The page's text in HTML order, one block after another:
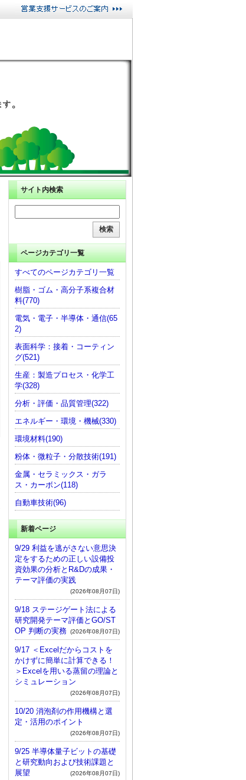
サイト内検索
ページカテゴリ一覧
すべてのページカテゴリ一覧
樹脂・ゴム・高分子系複合材
料(770)
電気・電子・半導体・通信(65
2)
表面科学：接着・コーティン
グ(521)
生産：製造プロセス・化学工
学(328)
分析・評価・品質管理(322)
エネルギー・環境・機械(330)
環境材料(190)
粉体・微粒子・分散技術(191)
金属・セラミックス・ガラ
ス・カーボン(118)
自動車技術(96)
新着ページ
9/29 利益を逃がさない意思決
定をするための正しい設備投
資効果の分析とR&Dの成果・
テーマ評価の実践
(2026年08月07日)
9/18 ステージゲート法による
研究開発テーマ評価とGO/ST
OP 判断の実務 (2026年08月07日)
9/17 ＜Excelだからコストを
かけずに簡単に計算できる！
＞Excelを用いる蒸留の理論と
シミュレーション
(2026年08月07日)
10/20 消泡剤の作用機構と選
定・活用のポイント
(2026年08月07日)
9/25 半導体量子ビットの基礎
と研究動向および技術課題と
展望
(2026年08月07日)